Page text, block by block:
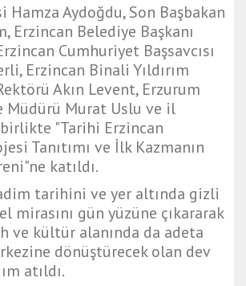
Hamza Aydoğdu, Son Başbakan
Erzincan Belediye Başkanı
Cumhuriyet Başsavcısı
Erzincan Binali Yıldırım
Akın Levent, Erzurum
Müdürü Murat Uslu ve il
"Tarihi Erzincan
Tanıtımı ve İlk Kazmanın
katıldı.
tarihini ve yer altında gizli
mirasını gün yüzüne çıkararak
ve kültür alanında da adeta
dönüştürecek olan dev
atıldı.